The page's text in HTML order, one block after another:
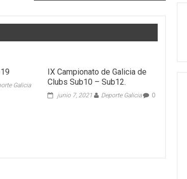
Galicia
IX Campionato de Galicia de
Clubs Sub10 – Sub12.
junio 7, 2021 Deporte Galicia 0